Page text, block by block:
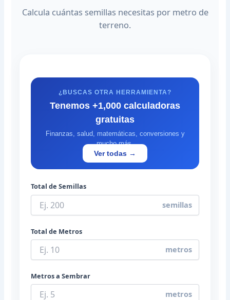
Calcula cuántas semillas necesitas por metro de
terreno.
¿BUSCAS OTRA HERRAMIENTA?
Tenemos +1,000 calculadoras
gratuitas
Finanzas, salud, matemáticas, conversiones y
mucho más.
Ver todas →
Total de Semillas
semillas
Total de Metros
metros
Metros a Sembrar
metros